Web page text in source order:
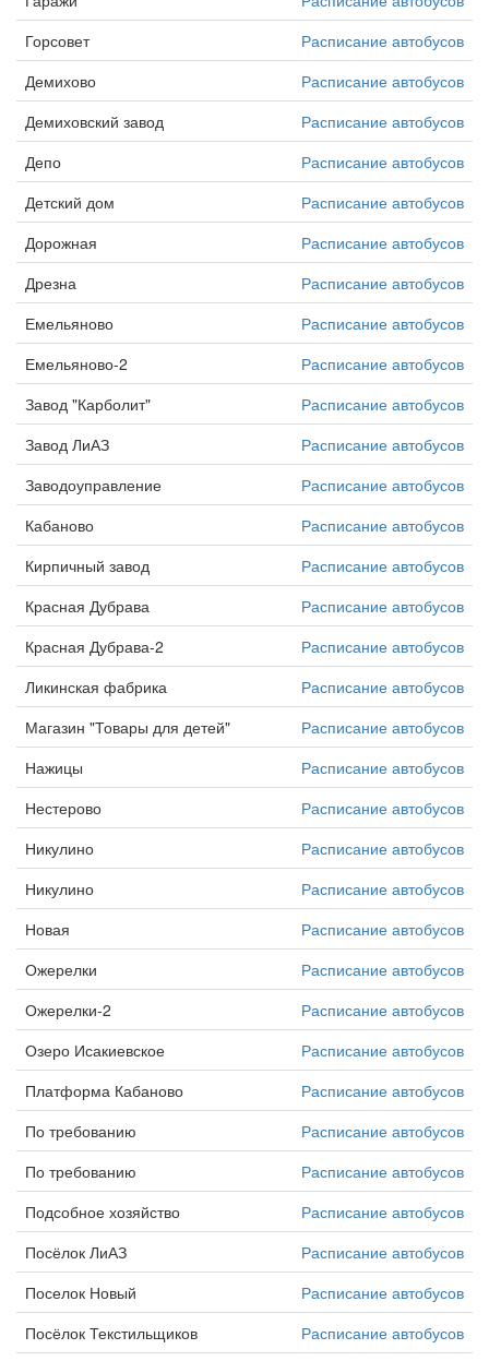
Горсовет
Расписание автобусов
Демихово
Расписание автобусов
Демиховский завод
Расписание автобусов
Депо
Расписание автобусов
Детский дом
Расписание автобусов
Дорожная
Расписание автобусов
Дрезна
Расписание автобусов
Емельяново
Расписание автобусов
Емельяново-2
Расписание автобусов
Завод "Карболит"
Расписание автобусов
Завод ЛиАЗ
Расписание автобусов
Заводоуправление
Расписание автобусов
Кабаново
Расписание автобусов
Кирпичный завод
Расписание автобусов
Красная Дубрава
Расписание автобусов
Красная Дубрава-2
Расписание автобусов
Ликинская фабрика
Расписание автобусов
Магазин "Товары для детей"
Расписание автобусов
Нажицы
Расписание автобусов
Нестерово
Расписание автобусов
Никулино
Расписание автобусов
Никулино
Расписание автобусов
Новая
Расписание автобусов
Ожерелки
Расписание автобусов
Ожерелки-2
Расписание автобусов
Озеро Исакиевское
Расписание автобусов
Платформа Кабаново
Расписание автобусов
По требованию
Расписание автобусов
По требованию
Расписание автобусов
Подсобное хозяйство
Расписание автобусов
Посёлок ЛиАЗ
Расписание автобусов
Поселок Новый
Расписание автобусов
Посёлок Текстильщиков
Расписание автобусов